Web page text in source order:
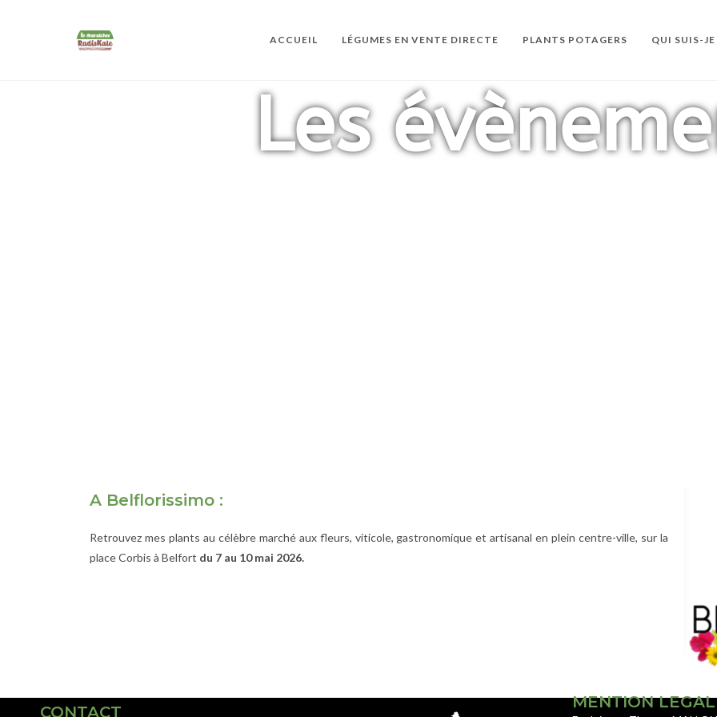
ACCUEIL LÉGUMES EN VENTE DIRECTE PLANTS POTAGERS QUI SUIS-JE
Les
A Belflorissimo :
Retrouvez mes plants au célèbre marché aux fleurs, viticole, gastronomique et artisanal en plein centre-ville, sur la
place Corbis à Belfort du 7 au 10 mai 2026.
CONTACT
MENTION